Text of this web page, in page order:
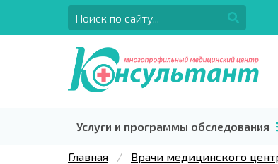
Услуги и программы обследования
Главная Врачи медицинского